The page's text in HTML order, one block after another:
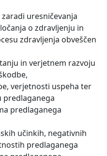
uresničevanja
o zdravljenju in
zdravljenja obveščen
in verjetnem razvoju
verjetnosti uspeha ter
predlaganega
predlaganega
učinkih, negativnih
predlaganega